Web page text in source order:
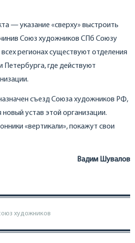
— указание «сверху» выстроить
Союз художников СПб Союзу
регионах существуют отделения
где действуют
съезд Союза художников РФ,
устав этой организации.
«вертикали», покажут свои
Вадим Шувалов
художников